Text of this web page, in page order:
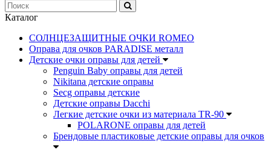
Каталог
СОЛНЦЕЗАЩИТНЫЕ ОЧКИ ROMEO
Оправа для очков PARADISE металл
Детские очки оправы для детей
Penguin Baby оправы для детей
Nikitana детские оправы
Secg оправы детские
Детские оправы Dacchi
Легкие детские очки из материала TR-90
POLARONE оправы для детей
Брендовые пластиковые детские оправы для очков